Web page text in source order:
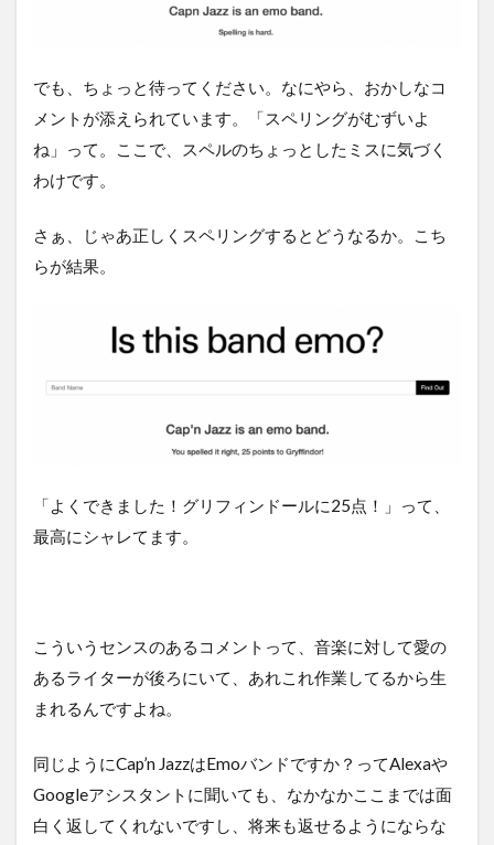
でも、ちょっと待ってください。なにやら、おかしなコ
メントが添えられています。「スペリングがむずいよ
ね」って。ここで、スペルのちょっとしたミスに気づく
わけです。
さぁ、じゃあ正しくスペリングするとどうなるか。こち
らが結果。
「よくできました！グリフィンドールに25点！」って、
最高にシャレてます。
こういうセンスのあるコメントって、音楽に対して愛の
あるライターが後ろにいて、あれこれ作業してるから生
まれるんですよね。
同じようにCap’n JazzはEmoバンドですか？ってAlexaや
Googleアシスタントに聞いても、なかなかここまでは面
白く返してくれないですし、将来も返せるようにならな